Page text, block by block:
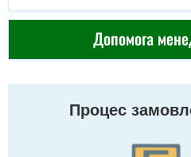
Допомога
Процес